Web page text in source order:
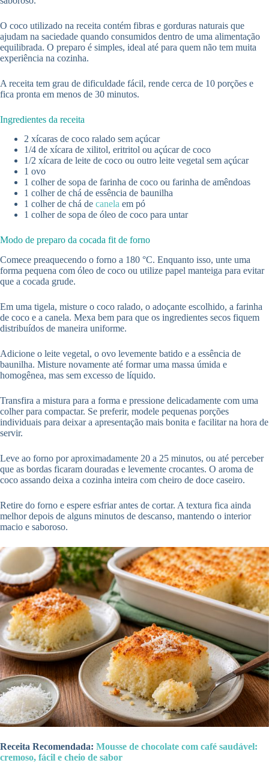
O coco utilizado na receita contém fibras e gorduras naturais que
ajudam na saciedade quando consumidos dentro de uma alimentação
equilibrada. O preparo é simples, ideal até para quem não tem muita
experiência na cozinha.
A receita tem grau de dificuldade fácil, rende cerca de 10 porções e
fica pronta em menos de 30 minutos.
Ingredientes da receita
2 xícaras de coco ralado sem açúcar
1/4 de xícara de xilitol, eritritol ou açúcar de coco
1/2 xícara de leite de coco ou outro leite vegetal sem açúcar
1 ovo
1 colher de sopa de farinha de coco ou farinha de amêndoas
1 colher de chá de essência de baunilha
1 colher de chá de canela em pó
1 colher de sopa de óleo de coco para untar
Modo de preparo da cocada fit de forno
Comece preaquecendo o forno a 180 °C. Enquanto isso, unte uma
forma pequena com óleo de coco ou utilize papel manteiga para evitar
que a cocada grude.
Em uma tigela, misture o coco ralado, o adoçante escolhido, a farinha
de coco e a canela. Mexa bem para que os ingredientes secos fiquem
distribuídos de maneira uniforme.
Adicione o leite vegetal, o ovo levemente batido e a essência de
baunilha. Misture novamente até formar uma massa úmida e
homogênea, mas sem excesso de líquido.
Transfira a mistura para a forma e pressione delicadamente com uma
colher para compactar. Se preferir, modele pequenas porções
individuais para deixar a apresentação mais bonita e facilitar na hora de
servir.
Leve ao forno por aproximadamente 20 a 25 minutos, ou até perceber
que as bordas ficaram douradas e levemente crocantes. O aroma de
coco assando deixa a cozinha inteira com cheiro de doce caseiro.
Retire do forno e espere esfriar antes de cortar. A textura fica ainda
melhor depois de alguns minutos de descanso, mantendo o interior
macio e saboroso.
Receita Recomendada: Mousse de chocolate com café saudável:
cremoso, fácil e cheio de sabor